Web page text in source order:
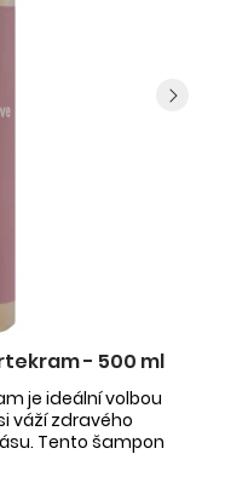
- 500 ml
je ideální volbou
váží zdravého
Tento šampon